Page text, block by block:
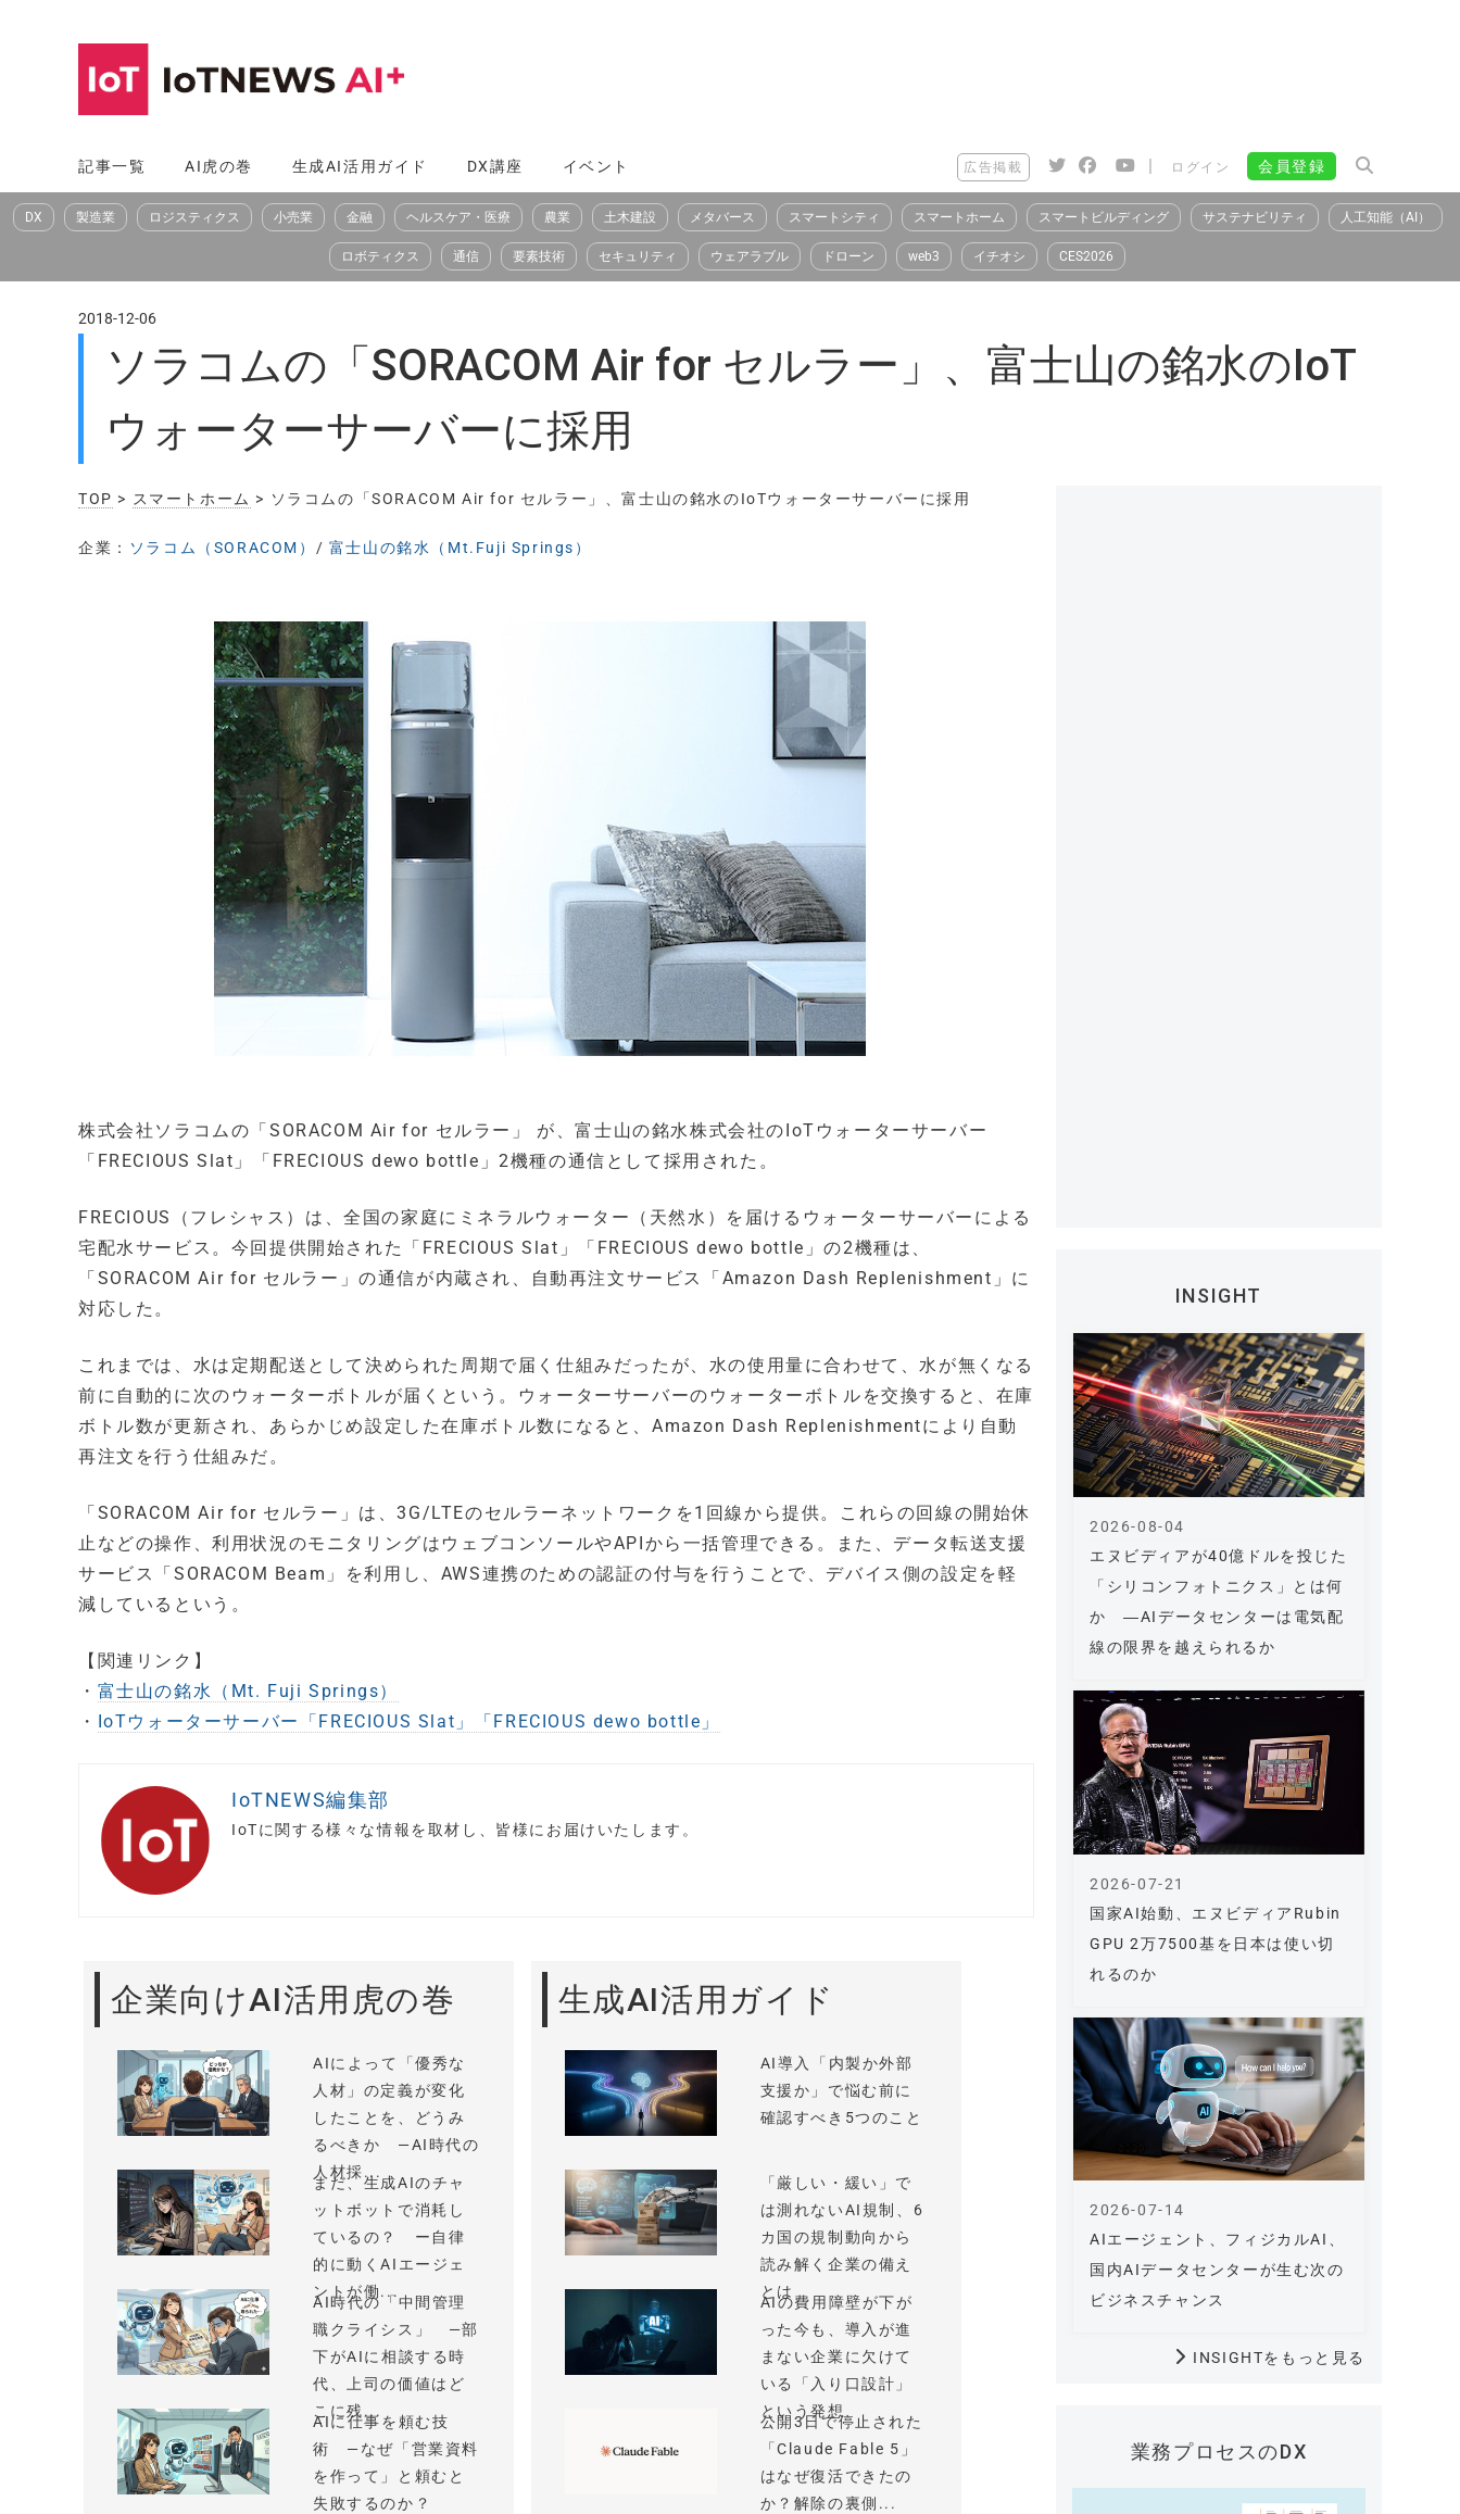
へ
ス
記事一覧 AI虎の巻 生成AI活用ガイド DX講座 イベント 広告掲載 | ログイン 会員登録
DX 製造業 ロジスティクス 小売業 金融 ヘルスケア・医療 農業 土木建設 メタバース スマートシティ スマートホーム スマートビルディング サステナビリティ 人工知能（AI）
ロボティクス 通信 要素技術 セキュリティ ウェアラブル ドローン web3 イチオシ CES2026
2018-12-06
ソラコムの「SORACOM Air for セルラー」、富士山の銘水のIoT
ウォーターサーバーに採用
TOP > スマートホーム > ソラコムの「SORACOM Air for セルラー」、富士山の銘水のIoTウォーターサーバーに採用
企業： ソラコム（SORACOM） / 富士山の銘水（Mt.Fuji Springs）
株式会社ソラコムの「SORACOM Air for セルラー」 が、富士山の銘水株式会社のIoTウォーターサーバー
「FRECIOUS Slat」「FRECIOUS dewo bottle」2機種の通信として採用された。
FRECIOUS（フレシャス）は、全国の家庭にミネラルウォーター（天然水）を届けるウォーターサーバーによる
宅配水サービス。今回提供開始された「FRECIOUS Slat」「FRECIOUS dewo bottle」の2機種は、
「SORACOM Air for セルラー」の通信が内蔵され、自動再注文サービス「Amazon Dash Replenishment」に
対応した。
これまでは、水は定期配送として決められた周期で届く仕組みだったが、水の使用量に合わせて、水が無くなる
前に自動的に次のウォーターボトルが届くという。ウォーターサーバーのウォーターボトルを交換すると、在庫
ボトル数が更新され、あらかじめ設定した在庫ボトル数になると、Amazon Dash Replenishmentにより自動
再注文を行う仕組みだ。
「SORACOM Air for セルラー」は、3G/LTEのセルラーネットワークを1回線から提供。これらの回線の開始休
止などの操作、利用状況のモニタリングはウェブコンソールやAPIから一括管理できる。また、データ転送支援
サービス「SORACOM Beam」を利用し、AWS連携のための認証の付与を行うことで、デバイス側の設定を軽
減しているという。
【関連リンク】
・ 富士山の銘水（Mt. Fuji Springs）
・ IoTウォーターサーバー「FRECIOUS Slat」「FRECIOUS dewo bottle」
IoTNEWS編集部
IoTに関する様々な情報を取材し、皆様にお届けいたします。
企業向けAI活用虎の巻
AIによって「優秀な
人材」の定義が変化
したことを、どうみ
るべきか —AI時代の
人材採...
まだ、生成AIのチャ
ットボットで消耗し
ているの？ ー自律
的に動くAIエージェ
ントが働...
AI時代の「中間管理
職クライシス」 —部
下がAIに相談する時
代、上司の価値はど
こに残...
AIに仕事を頼む技
術 —なぜ「営業資料
を作って」と頼むと
失敗するのか？
生成AI活用ガイド
AI導入「内製か外部
支援か」で悩む前に
確認すべき5つのこと
「厳しい・緩い」で
は測れないAI規制、6
カ国の規制動向から
読み解く企業の備え
とは
AIの費用障壁が下が
った今も、導入が進
まない企業に欠けて
いる「入り口設計」
という発想
公開3日で停止された
「Claude Fable 5」
はなぜ復活できたの
か？解除の裏側...
INSIGHT
エヌビディアが40億ドルを投じた
「シリコンフォトニクス」とは何
か ―AIデータセンターは電気配
線の限界を越えられるか
2026-08-04
国家AI始動、エヌビディアRubin
GPU 2万7500基を日本は使い切
れるのか
2026-07-21
AIエージェント、フィジカルAI、
国内AIデータセンターが生む次の
ビジネスチャンス
2026-07-14
INSIGHTをもっと見る
業務プロセスのDX